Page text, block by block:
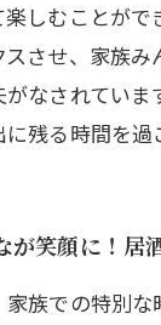
楽しむことが
スさせ、家族
がなされてい
に残る時間を
が笑顔に！居
族での特別な